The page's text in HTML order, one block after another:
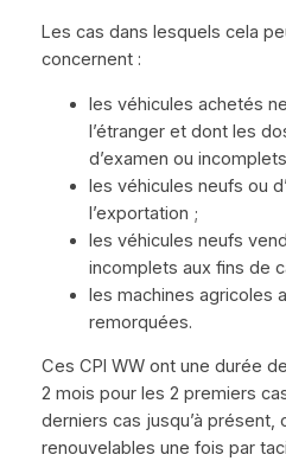
Les cas dans lesquels cela
concernent :
les véhicules achetés
l’étranger et dont les
d’examen ou
les véhicules neufs ou
l’exportation ;
les véhicules neufs
incomplets aux fins de
les machines agricoles
remorquées.
Ces CPI WW ont une durée
2 mois pour les 2 premiers
derniers cas jusqu’à
renouvelables une fois par